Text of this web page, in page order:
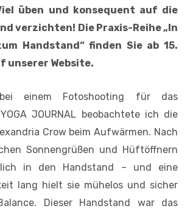
üben und konsequent auf die
verzichten! Die Praxis-Reihe „In
Handstand“ finden Sie ab 15.
unserer Website.
einem Fotoshooting für das
JOURNAL beobachtete ich die
Crow beim Aufwärmen. Nach
Sonnengrüßen und Hüftöffnern
in den Handstand – und eine
lang hielt sie mühelos und sicher
Dieser Handstand war das